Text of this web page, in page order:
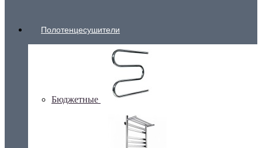
Полотенцесушители
Бюджетные